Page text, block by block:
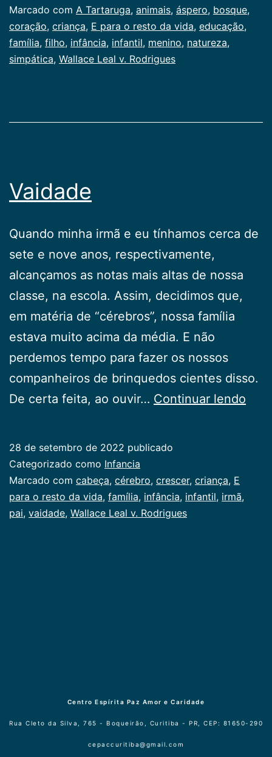
Marcado com A Tartaruga, animais, áspero, bosque,
coração, criança, E para o resto da vida, educação,
família, filho, infância, infantil, menino, natureza,
simpática, Wallace Leal v. Rodrigues
Vaidade
Quando minha irmã e eu tínhamos cerca de
sete e nove anos, respectivamente,
alcançamos as notas mais altas de nossa
classe, na escola. Assim, decidimos que,
em matéria de “cérebros”, nossa família
estava muito acima da média. E não
perdemos tempo para fazer os nossos
companheiros de brinquedos cientes disso.
De certa feita, ao ouvir… Continuar lendo
28 de setembro de 2022 publicado
Categorizado como Infancia
Marcado com cabeça, cérebro, crescer, criança, E
para o resto da vida, família, infância, infantil, irmã,
pai, vaidade, Wallace Leal v. Rodrigues
Centro Espírita Paz Amor e Caridade
Rua Cleto da Silva, 765 - Boqueirão, Curitiba - PR, CEP: 81650-290
cepaccuritiba@gmail.com